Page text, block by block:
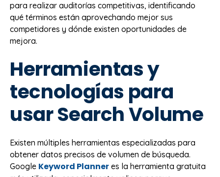
para realizar auditorías competitivas, identificando
qué términos están aprovechando mejor sus
competidores y dónde existen oportunidades de
mejora.
Herramientas y
tecnologías para
usar Search Volume
Existen múltiples herramientas especializadas para
obtener datos precisos de volumen de búsqueda.
Google Keyword Planner es la herramienta gratuita